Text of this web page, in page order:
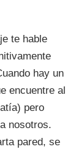
te hable
hay un
encuentre al
pero
nosotros.
pared, se